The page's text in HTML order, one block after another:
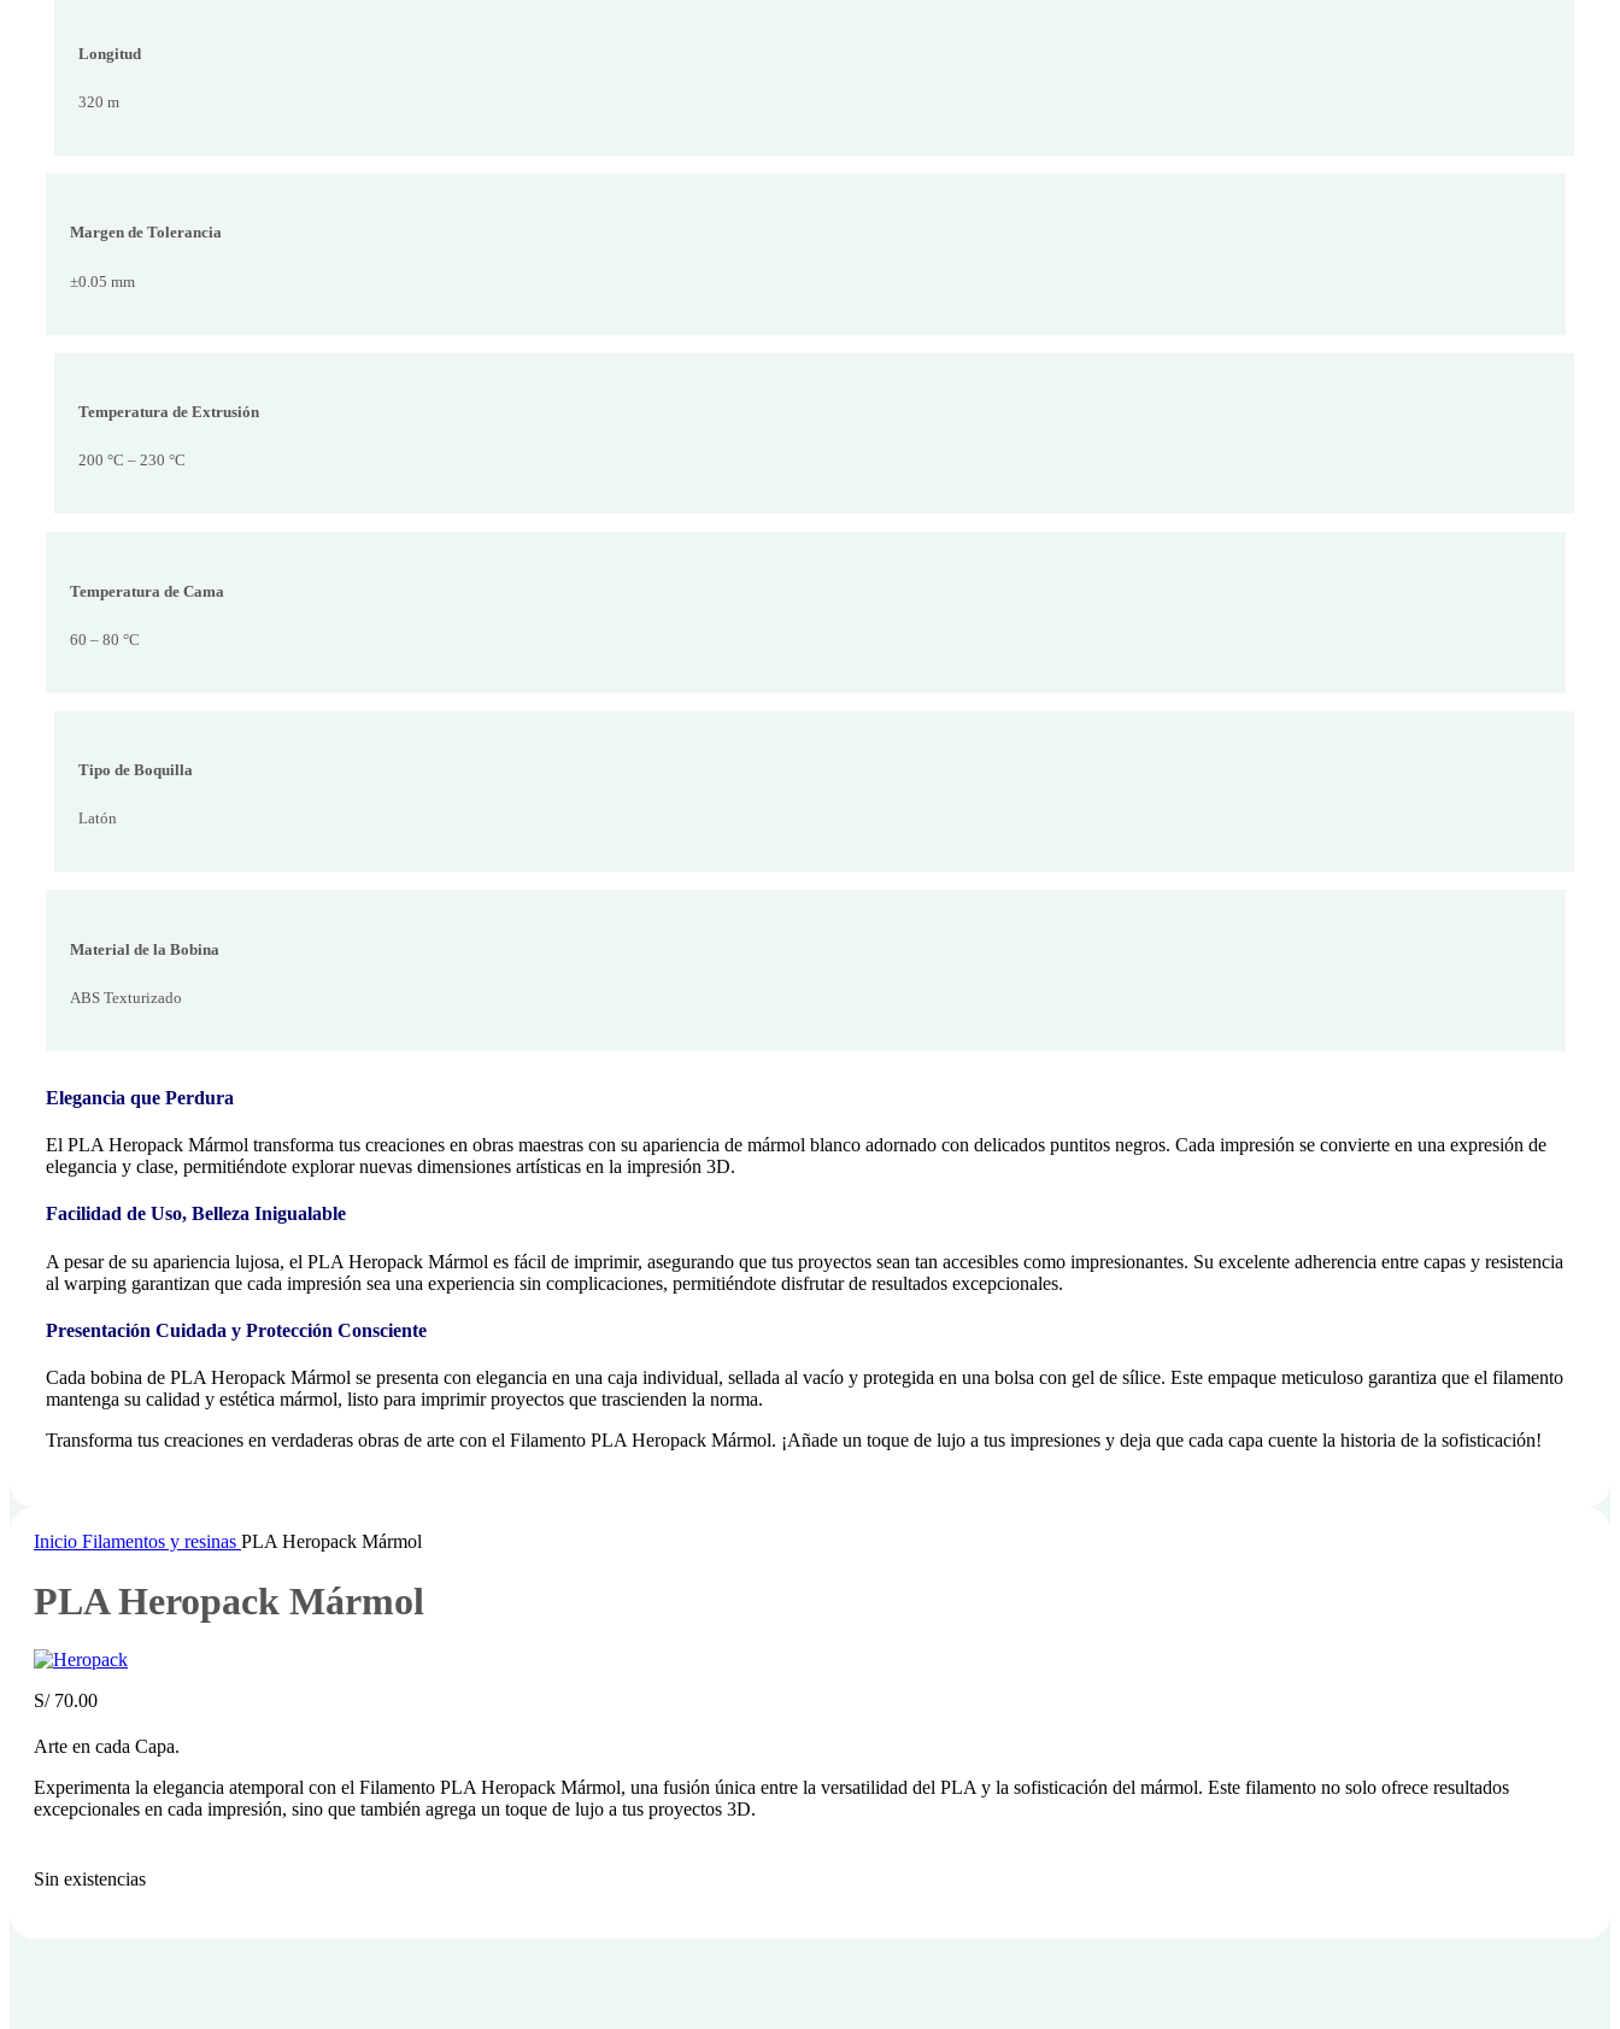
Longitud
320 m
Margen de Tolerancia
±0.05 mm
Temperatura de Extrusión
200 °C – 230 °C
Temperatura de Cama
60 – 80 °C
Tipo de Boquilla
Latón
Material de la Bobina
ABS Texturizado
Elegancia que Perdura
El PLA Heropack Mármol transforma tus creaciones en obras maestras con su apariencia de mármol blanco adornado con delicados puntitos negros. Cada impresión se convierte en una expresión de
elegancia y clase, permitiéndote explorar nuevas dimensiones artísticas en la impresión 3D.
Facilidad de Uso, Belleza Inigualable
A pesar de su apariencia lujosa, el PLA Heropack Mármol es fácil de imprimir, asegurando que tus proyectos sean tan accesibles como impresionantes. Su excelente adherencia entre capas y resistencia
al warping garantizan que cada impresión sea una experiencia sin complicaciones, permitiéndote disfrutar de resultados excepcionales.
Presentación Cuidada y Protección Consciente
Cada bobina de PLA Heropack Mármol se presenta con elegancia en una caja individual, sellada al vacío y protegida en una bolsa con gel de sílice. Este empaque meticuloso garantiza que el filamento
mantenga su calidad y estética mármol, listo para imprimir proyectos que trascienden la norma.
Transforma tus creaciones en verdaderas obras de arte con el Filamento PLA Heropack Mármol. ¡Añade un toque de lujo a tus impresiones y deja que cada capa cuente la historia de la sofisticación!
Inicio Filamentos y resinas PLA Heropack Mármol
PLA Heropack Mármol
S/70.00
Arte en cada Capa.
Experimenta la elegancia atemporal con el Filamento PLA Heropack Mármol, una fusión única entre la versatilidad del PLA y la sofisticación del mármol. Este filamento no solo ofrece resultados
excepcionales en cada impresión, sino que también agrega un toque de lujo a tus proyectos 3D.
Sin existencias